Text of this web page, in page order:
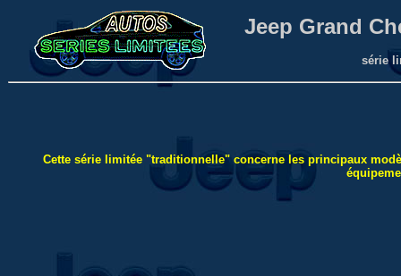
Jeep Grand
série
Cette série limitée "traditionnelle" concerne les principaux